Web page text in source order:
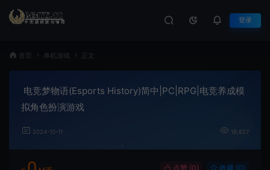
登录
首页 单机游戏 正文
电竞梦物语(Esports History)简中|PC|RPG|电竞养成模
拟角色扮演游戏
2024-10-11 18,627
点赞 (0) 收藏 (0)